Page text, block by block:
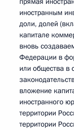
иностранным
доли, долей
капитале
вновь
Федерации в
или общества в
вложение
иностранного
территории
территории